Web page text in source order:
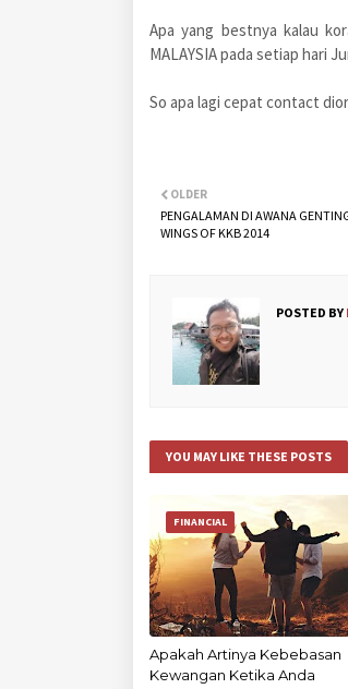
Apa yang bestnya kalau
MALAYSIA pada setiap hari
So apa lagi cepat contact
OLDER
PENGALAMAN DI AWANA
WINGS OF KKB 2014
POSTED BY
YOU MAY LIKE THESE POSTS
FINANCIAL
Apakah Artinya Kebebasan
Kewangan Ketika Anda